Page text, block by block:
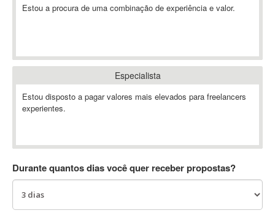
Ableton Live
Abstract
Abstract Window Toolkit (AWT)
AC Drives
ACARS
AccountMate
Estou a procura de uma combinação de experiência e valor.
Especialista
Estou disposto a pagar valores mais elevados para freelancers
experientes.
Durante quantos dias você quer receber propostas?